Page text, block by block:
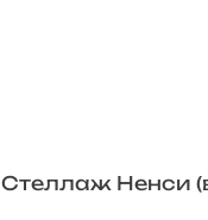
Стеллаж Ненси